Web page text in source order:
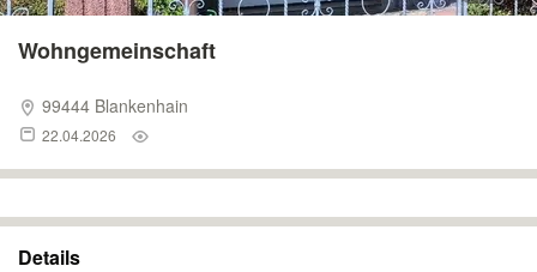
Wohngemeinschaft
99444 Blankenhain
22.04.2026
Details